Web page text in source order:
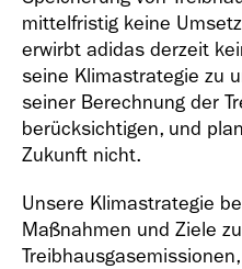
mittelfristig keine
erwirbt adidas derzeit
seine Klimastrategie zu
seiner Berechnung der
berücksichtigen, und
Zukunft nicht.
Unsere Klimastrategie
Maßnahmen und Ziele